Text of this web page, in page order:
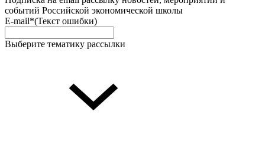
событий Российской экономической школы
E-mail*(Текст ошибки)
Выберите тематику рассылки